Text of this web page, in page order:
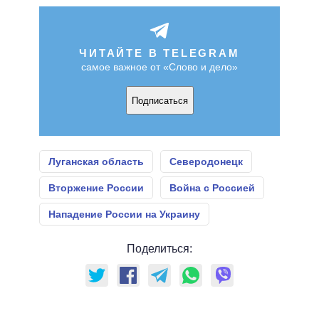
ЧИТАЙТЕ В TELEGRAM
самое важное от «Слово и дело»
Подписаться
Луганская область Северодонецк
Вторжение России Война с Россией
Нападение России на Украину
Поделиться: